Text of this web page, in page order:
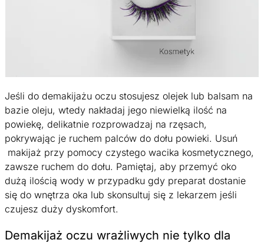
Jeśli do demakijażu oczu stosujesz olejek lub balsam na
bazie oleju, wtedy nakładaj jego niewielką ilość na
powiekę, delikatnie rozprowadzaj na rzęsach,
pokrywając je ruchem palców do dołu powieki. Usuń
makijaż przy pomocy czystego wacika kosmetycznego,
zawsze ruchem do dołu. Pamiętaj, aby przemyć oko
dużą ilością wody w przypadku gdy preparat dostanie
się do wnętrza oka lub skonsultuj się z lekarzem jeśli
czujesz duży dyskomfort.
Demakijaż oczu wrażliwych nie tylko dla